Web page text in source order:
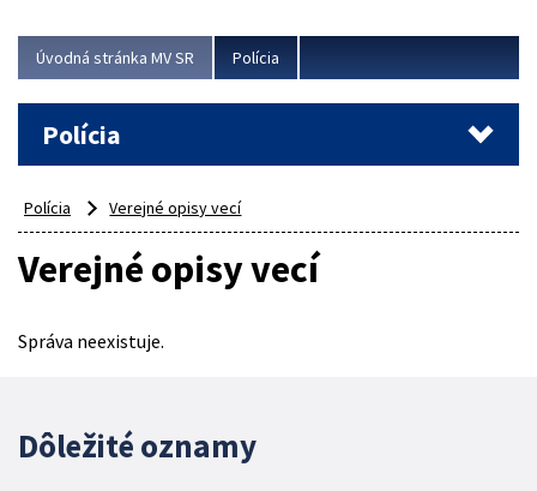
Úvodná stránka MV SR Polícia
Polícia
Polícia Verejné opisy vecí
Verejné opisy vecí
Správa neexistuje.
Dôležité oznamy